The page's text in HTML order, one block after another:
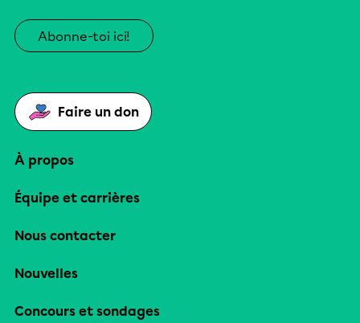
Abonne-toi ici!
Faire un don
À propos
Équipe et carrières
Nous contacter
Nouvelles
Concours et sondages